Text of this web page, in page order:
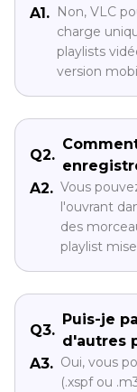
A1. Non, VLC
charge
playlists
version
Q2.
A2. Vous
l'ouvrant
des
playlist
Q3.
Puis-je
d'autres
A3. Oui, vous
(.xspf ou